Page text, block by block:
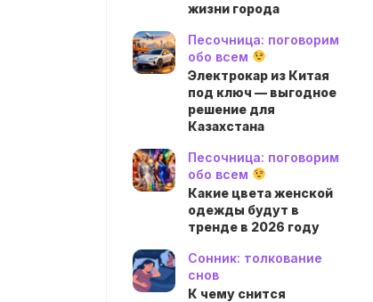
жизни города
Песочница: поговорим
обо всем
Электрокар из Китая
под ключ — выгодное
решение для
Казахстана
Песочница: поговорим
обо всем
Какие цвета женской
одежды будут в
тренде в 2026 году
Сонник: толкование
снов
К чему снится